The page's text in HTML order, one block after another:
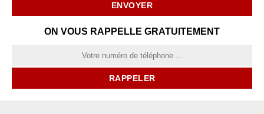
ON VOUS RAPPELLE GRATUITEMENT